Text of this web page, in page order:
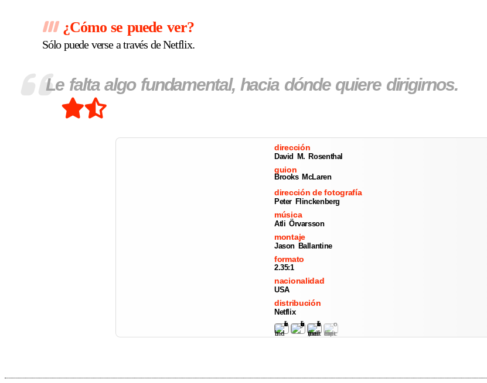
¿Cómo se puede ver?
Sólo puede verse a través de Netflix.
Le falta algo fundamental, hacia dónde quiere dirigirnos.
dirección
David M. Rosenthal
guion
Brooks McLaren
dirección de fotografía
Peter Flinckenberg
música
Atli Örvarsson
montaje
Jason Ballantine
formato
2.35:1
nacionalidad
USA
distribución
Netflix